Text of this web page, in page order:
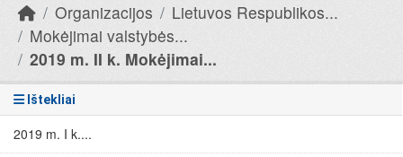
Organizacijos
Lietuvos Respublikos...
Mokėjimai valstybės...
2019 m. II k. Mokėjimai...
Ištekliai
2019 m. I k....